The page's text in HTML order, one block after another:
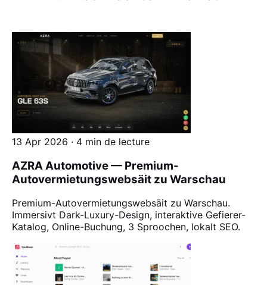
13 Apr 2026 · 4 min de lecture
AZRA Automotive — Premium-
Autovermietungswebsäit zu Warschau
Premium-Autovermietungswebsäit zu Warschau.
Immersivt Dark-Luxury-Design, interaktive Gefierer-
Katalog, Online-Buchung, 3 Sproochen, lokalt SEO.